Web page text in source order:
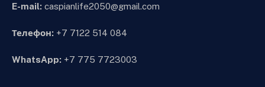
E-mail: caspianlife2050@gmail.com
Телефон: +7 7122 514 084
WhatsApp: +7 775 7723003